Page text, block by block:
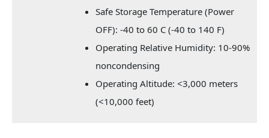
Safe Storage Temperature (Power
OFF): -40 to 60 C (-40 to 140 F)
Operating Relative Humidity: 10-90%
noncondensing
Operating Altitude: <3,000 meters
(<10,000 feet)